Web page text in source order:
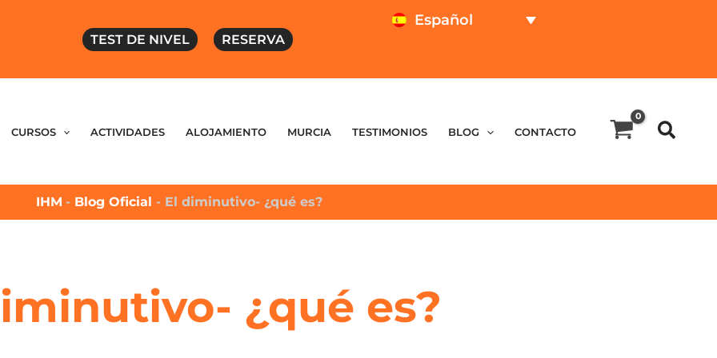
TEST DE NIVEL RESERVA
Español
CURSOS ACTIVIDADES ALOJAMIENTO MURCIA TESTIMONIOS BLOG CONTACTO
IHM - Blog Oficial - El diminutivo- ¿qué es?
¿qué es?